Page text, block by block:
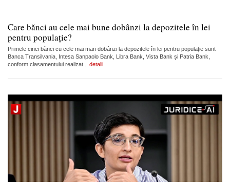
Care bănci au cele mai bune dobânzi la depozitele în lei
pentru populație?
Primele cinci bănci cu cele mai mari dobânzi la depozitele în lei pentru populație sunt
Banca Transilvania, Intesa Sanpaolo Bank, Libra Bank, Vista Bank și Patria Bank,
conform clasamentului realizat... detalii